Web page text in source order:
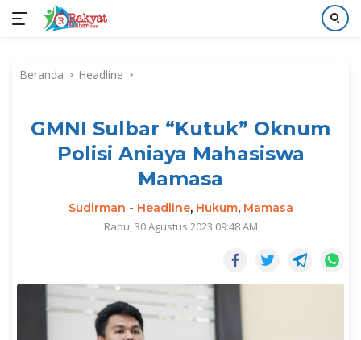
kontenBeranda Headline
GMNI Sulbar “Kutuk” Oknum
Polisi Aniaya Mahasiswa
Mamasa
Sudirman - Headline, Hukum, Mamasa
Rabu, 30 Agustus 2023 09:48 AM